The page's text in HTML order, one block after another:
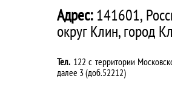
Адрес:141601,
округ Клин, город
Тел. 122 с территории
далее 3 (доб.52212)